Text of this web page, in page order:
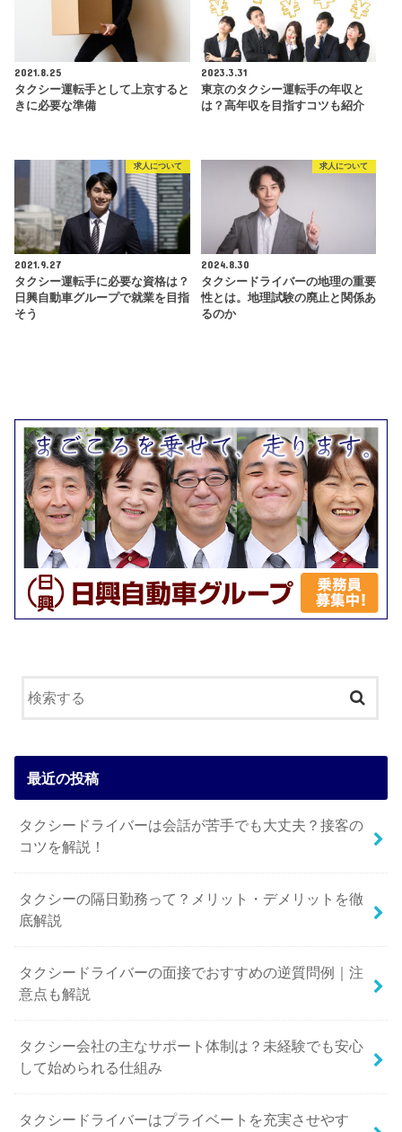
2021.8.25
タクシー運転手として上京すると
きに必要な準備
2023.3.31
東京のタクシー運転手の年収と
は？高年収を目指すコツも紹介
求人について
2021.9.27
タクシー運転手に必要な資格は？
日興自動車グループで就業を目指
そう
求人について
2024.8.30
タクシードライバーの地理の重要
性とは。地理試験の廃止と関係あ
るのか
最近の投稿
タクシードライバーは会話が苦手でも大丈夫？接客の
コツを解説！
タクシーの隔日勤務って？メリット・デメリットを徹
底解説
タクシードライバーの面接でおすすめの逆質問例｜注
意点も解説
タクシー会社の主なサポート体制は？未経験でも安心
して始められる仕組み
タクシードライバーはプライベートを充実させやす